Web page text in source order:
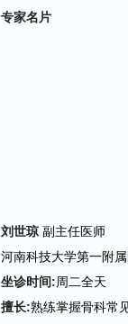
专家名片
刘世琼 副主任医师
河南科技大学第一附
坐诊时间:周二全天
擅长:熟练掌握骨科常